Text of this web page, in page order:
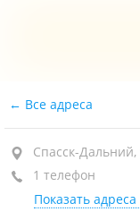
Все адреса
Спасск-Дальний,
1 телефон
Показать